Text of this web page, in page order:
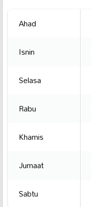
Ahad
Isnin
Selasa
Rabu
Khamis
Jumaat
Sabtu